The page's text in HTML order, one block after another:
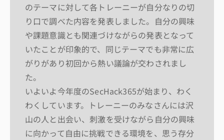
のテーマに対して各トレーニーが自分なりの切
り口で調べた内容を発表しました。自分の興味
や課題意識とも関連づけながらの発表となって
いたことが印象的で、同じテーマでも非常に広
がりがあり初回から熱い議論が交わされまし
た。
いよいよ今年度のSecHack365が始まり、わく
わくしています。トレーニーのみなさんには沢
山の人と出会い、刺激を受けながら自分の興味
に向かって自由に挑戦できる環境を、思う存分